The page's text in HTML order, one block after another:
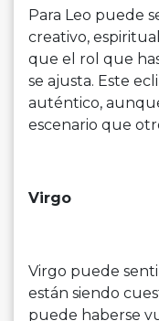
Para Leo puede
creativo,
que el rol que
se ajusta. Este
auténtico,
escenario que
Virgo
Virgo puede
están siendo
puede haberse